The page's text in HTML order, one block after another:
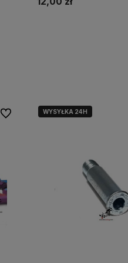
Do ulubionychWYSYŁKA 24H